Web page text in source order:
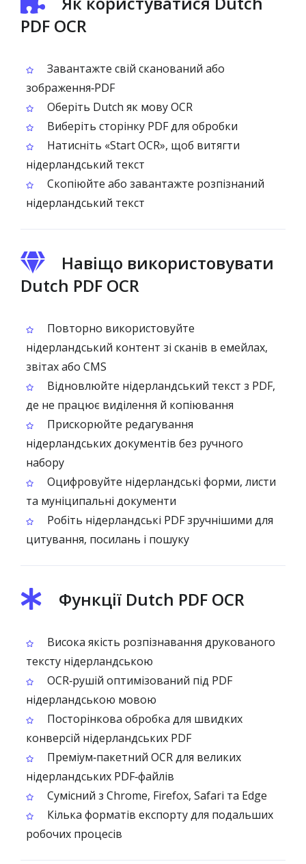
PDF OCR
Завантажте свій сканований або
зображення‑PDF
Оберіть Dutch як мову OCR
Виберіть сторінку PDF для обробки
Натисніть «Start OCR», щоб витягти
нідерландський текст
Скопіюйте або завантажте розпізнаний
нідерландський текст
Навіщо використовувати
Dutch PDF OCR
Повторно використовуйте
нідерландський контент зі сканів в емейлах,
звітах або CMS
Відновлюйте нідерландський текст з PDF,
де не працює виділення й копіювання
Прискорюйте редагування
нідерландських документів без ручного
набору
Оцифровуйте нідерландські форми, листи
та муніципальні документи
Робіть нідерландські PDF зручнішими для
цитування, посилань і пошуку
Функції Dutch PDF OCR
Висока якість розпізнавання друкованого
тексту нідерландською
OCR‑рушій оптимізований під PDF
нідерландською мовою
Посторінкова обробка для швидких
конверсій нідерландських PDF
Преміум‑пакетний OCR для великих
нідерландських PDF‑файлів
Сумісний з Chrome, Firefox, Safari та Edge
Кілька форматів експорту для подальших
робочих процесів